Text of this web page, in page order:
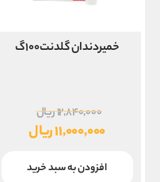
خمیردندان گلدنت۱۰۰گ
۱۲,۸۴۰,۰۰۰ریال
اصلی
بود.
۱۱,۰۰۰,۰۰۰ریال
فعلی
افزودن به سبد خرید